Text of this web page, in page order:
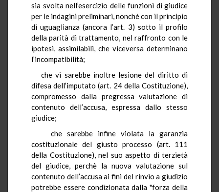
sia svolta nell’esercizio delle funzioni di giudice
per le indagini preliminari, nonchè con il principio
di uguaglianza (ancora l’art. 3) sotto il profilo
della parità di trattamento, nel raffronto con le
ipotesi, assimilabili, che viceversa determinano
l’incompatibilità;
che vi sarebbe inoltre lesione del diritto di
difesa dell’imputato (art. 24 della Costituzione),
compromesso dalla pregressa valutazione di
contenuto dell’accusa, espressa dallo stesso
giudice;
che sarebbe infine violata la garanzia
costituzionale del giusto processo (art. 111
della Costituzione), nel suo aspetto di terzietà
del giudice, perchè la nuova valutazione sul
contenuto dell’accusa ai fini del rinvio a giudizio
potrebbe essere condizionata dalla "forza della